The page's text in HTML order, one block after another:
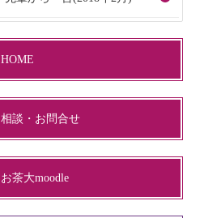
HOME
相談・お問合せ
お茶大moodle